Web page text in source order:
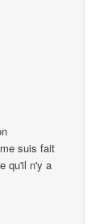
suis fait
qu'il n'y a